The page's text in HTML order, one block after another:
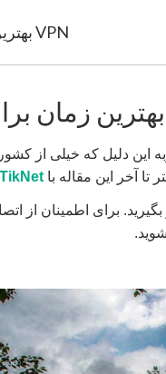
بهترین زمان برای استفاده از VPN
این دلیل که خیلی از
آخر این مقاله با TikNet
برای اطمینان از